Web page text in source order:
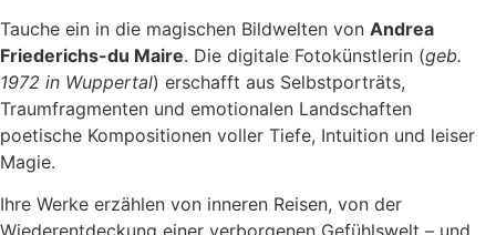
Tauche ein in die magischen Bildwelten von Andrea
Friederichs-du Maire. Die digitale Fotokünstlerin (geb.
1972 in Wuppertal) erschafft aus Selbstporträts,
Traumfragmenten und emotionalen Landschaften
poetische Kompositionen voller Tiefe, Intuition und leiser
Magie.
Ihre Werke erzählen von inneren Reisen, von der